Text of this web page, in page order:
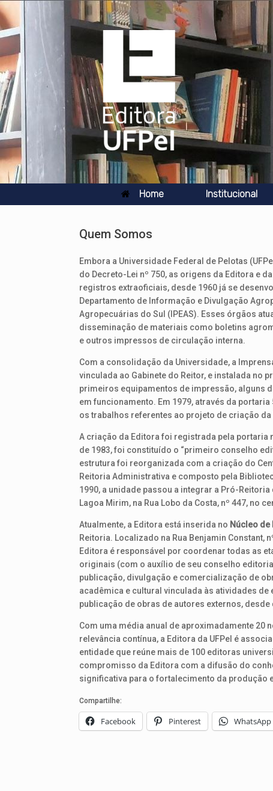
Skip
to
content
Home Institucional
Quem Somos
Embora a Universidade Federal de Pelotas
do Decreto-Lei nº 750, as origens da Editora e
registros extraoficiais, desde 1960 já se
Departamento de Informação e Divulgação
Agropecuárias do Sul (IPEAS). Esses órgãos
disseminação de materiais como boletins
e outros impressos de circulação interna.
Com a consolidação da Universidade, a
vinculada ao Gabinete do Reitor, e instalada no
primeiros equipamentos de impressão, alguns
em funcionamento. Em 1979, através da
os trabalhos referentes ao projeto de criação da
A criação da Editora foi registrada pela portaria
de 1983, foi constituído o “primeiro conselho
estrutura foi reorganizada com a criação do
Reitoria Administrativa e composto pela
1990, a unidade passou a integrar a Pró-
Lagoa Mirim, na Rua Lobo da Costa, nº 447, no
Atualmente, a Editora está inserida no Núcleo de
Reitoria. Localizado na Rua Benjamin Constant,
Editora é responsável por coordenar todas as
originais (com o auxílio de seu conselho
publicação, divulgação e comercialização de
acadêmica e cultural vinculada às atividades de
publicação de obras de autores externos,
Com uma média anual de aproximadamente
relevância contínua, a Editora da UFPel é
entidade que reúne mais de 100 editoras
compromisso da Editora com a difusão do
significativa para o fortalecimento da produção
Compartilhe:
Facebook Pinterest WhatsApp